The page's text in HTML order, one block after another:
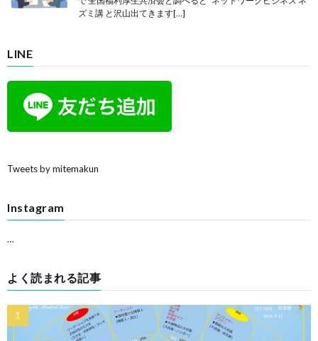
ズミ講 と沢山出てきます[…]
LINE
Tweets by mitemakun
Instagram
…
よく読まれる記事